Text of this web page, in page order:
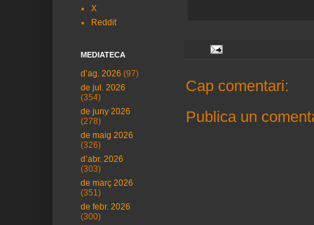
Cap comentari:
Publica un
X
Reddit
MEDIATECA
d’ag. 2026 (97)
de jul. 2026
(354)
de juny 2026
(278)
de maig 2026
(326)
d’abr. 2026
(303)
de març 2026
(351)
de febr. 2026
(300)